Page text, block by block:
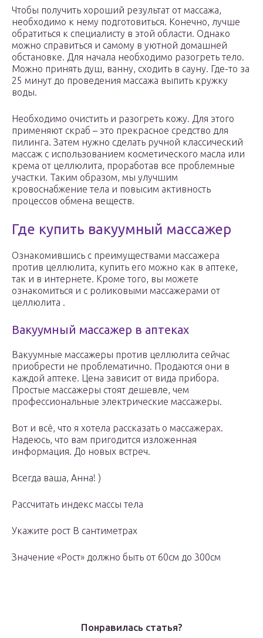
Чтобы получить хороший результат от массажа,
необходимо к нему подготовиться. Конечно, лучше
обратиться к специалисту в этой области. Однако
можно справиться и самому в уютной домашней
обстановке. Для начала необходимо разогреть тело.
Можно принять душ, ванну, сходить в сауну. Где-то за
25 минут до проведения массажа выпить кружку
воды.
Необходимо очистить и разогреть кожу. Для этого
применяют скраб – это прекрасное средство для
пилинга. Затем нужно сделать ручной классический
массаж с использованием косметического масла или
крема от целлюлита, проработав все проблемные
участки. Таким образом, мы улучшим
кровоснабжение тела и повысим активность
процессов обмена веществ.
Где купить вакуумный массажер
Ознакомившись с преимуществами массажера
против целлюлита, купить его можно как в аптеке,
так и в интернете. Кроме того, вы можете
ознакомиться и с роликовыми массажерами от
целлюлита .
Вакуумный массажер в аптеках
Вакуумные массажеры против целлюлита сейчас
приобрести не проблематично. Продаются они в
каждой аптеке. Цена зависит от вида прибора.
Простые массажеры стоят дешевле, чем
профессиональные электрические массажеры.
Вот и всё, что я хотела рассказать о массажерах.
Надеюсь, что вам пригодится изложенная
информация. До новых встреч.
Всегда ваша, Анна! )
Рассчитать индекс массы тела
Укажите рост В сантиметрах
Значение «Рост» должно быть от 60см до 300см
Понравилась статья?